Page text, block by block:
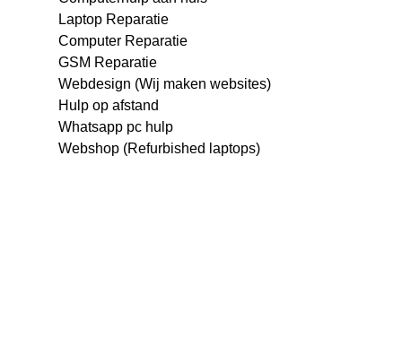
Laptop Reparatie
Computer Reparatie
GSM Reparatie
Webdesign (Wij maken websites)
Hulp op afstand
Whatsapp pc hulp
Webshop (Refurbished laptops)